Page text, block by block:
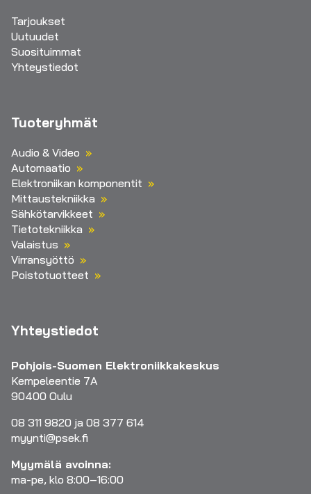
Tarjoukset
Uutuudet
Suosituimmat
Yhteystiedot
Tuoteryhmät
Audio & Video
Automaatio
Elektroniikan komponentit
Mittaustekniikka
Sähkötarvikkeet
Tietotekniikka
Valaistus
Virransyöttö
Poistotuotteet
Yhteystiedot
Pohjois-Suomen Elektroniikkakeskus
Kempeleentie 7A
90400 Oulu
08 311 9820 ja 08 377 614
myynti@psek.fi
Myymälä avoinna:
ma-pe, klo 8:00–16:00